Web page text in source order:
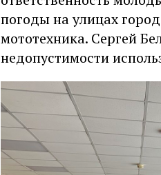
погоды на улицах
мототехника. Сергей
недопустимости